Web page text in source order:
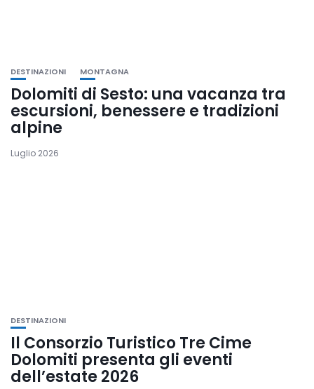
DESTINAZIONI MONTAGNA
Dolomiti di Sesto: una vacanza tra
escursioni, benessere e tradizioni
alpine
Luglio 2026
DESTINAZIONI
Il Consorzio Turistico Tre Cime
Dolomiti presenta gli eventi
dell’estate 2026